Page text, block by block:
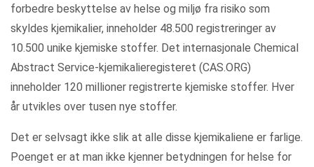
forbedre beskyttelse av helse og miljø fra risiko som
skyldes kjemikalier, inneholder 48.500 registreringer av
10.500 unike kjemiske stoffer. Det internasjonale Chemical
Abstract Service-kjemikalieregisteret (CAS.ORG)
inneholder 120 millioner registrerte kjemiske stoffer. Hver
år utvikles over tusen nye stoffer.
Det er selvsagt ikke slik at alle disse kjemikaliene er farlige.
Poenget er at man ikke kjenner betydningen for helse for